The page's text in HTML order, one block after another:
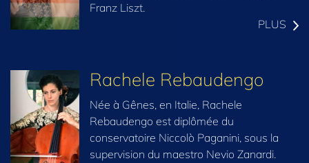
Franz Liszt.
PLUS
Rachele Rebaudengo
Née à Gênes, en Italie, Rachele
Rebaudengo est diplômée du
conservatoire Niccolò Paganini, sous la
supervision du maestro Nevio Zanardi.